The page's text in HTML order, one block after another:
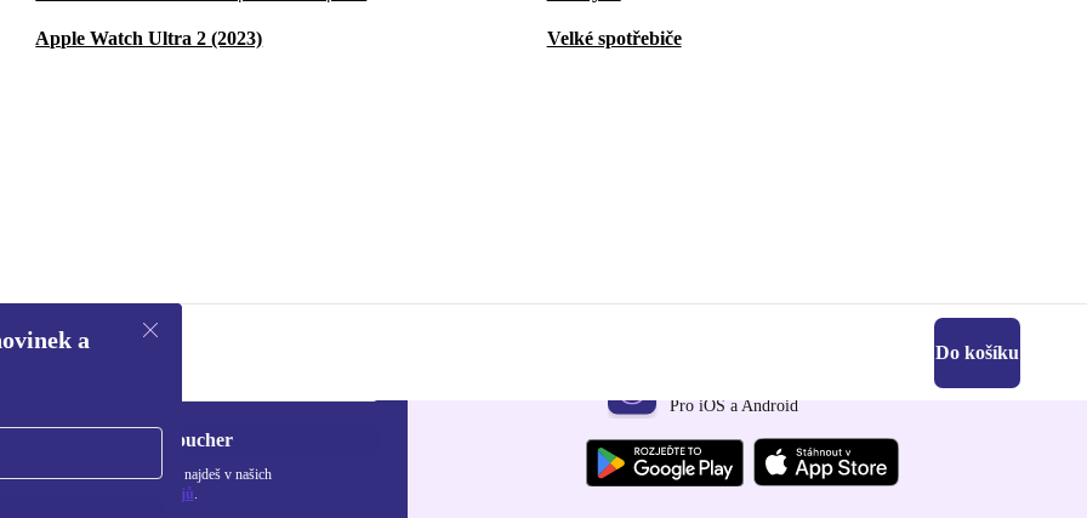
Apple Watch Ultra 2 (2023) Velké spotřebiče
Do košíku
a
Chci voucher
o použití osobních údajů najdeš v našich
ochrany osobních údajů.
Pro iOS a Android